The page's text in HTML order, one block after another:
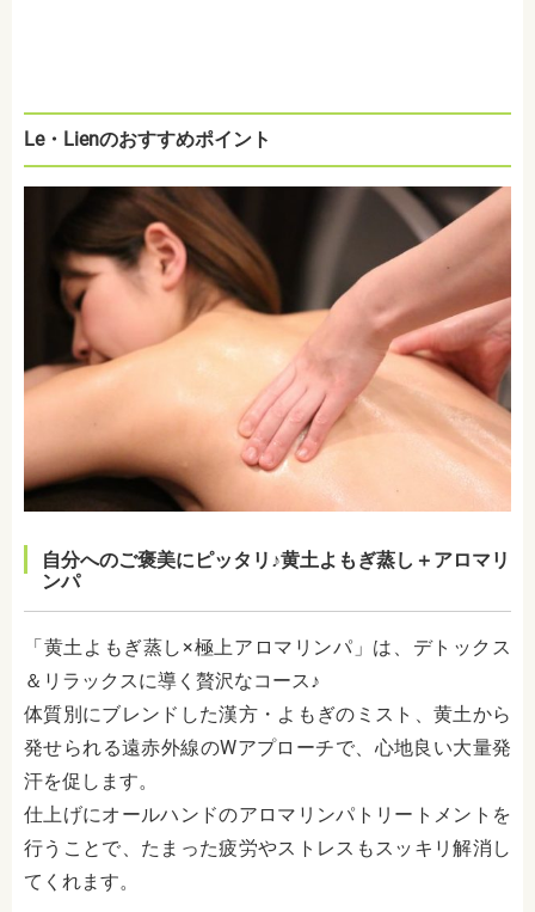
Le・Lienのおすすめポイント
自分へのご褒美にピッタリ♪黄土よもぎ蒸し＋アロマリ
ンパ
「黄土よもぎ蒸し×極上アロマリンパ」は、デトックス
＆リラックスに導く贅沢なコース♪
体質別にブレンドした漢方・よもぎのミスト、黄土から
発せられる遠赤外線のWアプローチで、心地良い大量発
汗を促します。
仕上げにオールハンドのアロマリンパトリートメントを
行うことで、たまった疲労やストレスもスッキリ解消し
てくれます。